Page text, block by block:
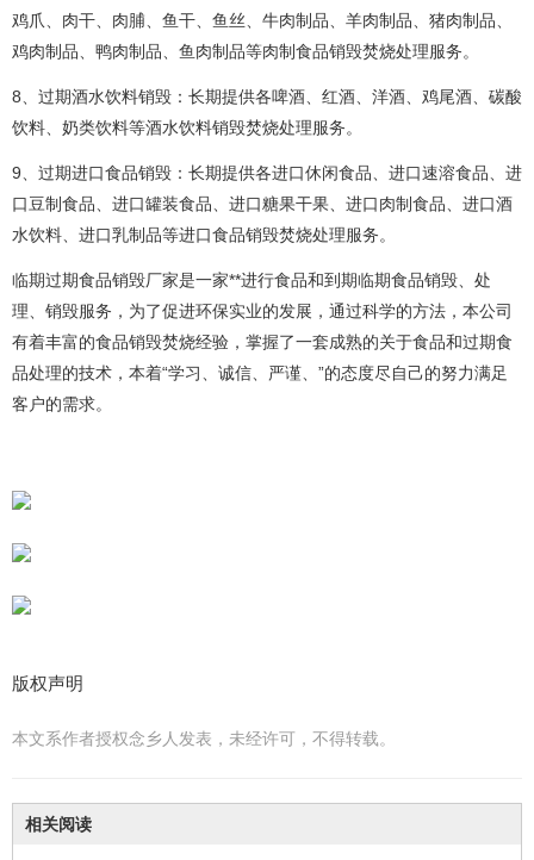
鸡爪、肉干、肉脯、鱼干、鱼丝、牛肉制品、羊肉制品、猪肉制品、
鸡肉制品、鸭肉制品、鱼肉制品等肉制食品销毁焚烧处理服务。
8、过期酒水饮料销毁：长期提供各啤酒、红酒、洋酒、鸡尾酒、碳酸
饮料、奶类饮料等酒水饮料销毁焚烧处理服务。
9、过期进口食品销毁：长期提供各进口休闲食品、进口速溶食品、进
口豆制食品、进口罐装食品、进口糖果干果、进口肉制食品、进口酒
水饮料、进口乳制品等进口食品销毁焚烧处理服务。
临期过期食品销毁厂家是一家**进行食品和到期临期食品销毁、处
理、销毁服务，为了促进环保实业的发展，通过科学的方法，本公司
有着丰富的食品销毁焚烧经验，掌握了一套成熟的关于食品和过期食
品处理的技术，本着“学习、诚信、严谨、”的态度尽自己的努力满足
客户的需求。
版权声明
本文系作者授权念乡人发表，未经许可，不得转载。
相关阅读